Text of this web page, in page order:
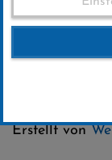
in den
Erstellt von